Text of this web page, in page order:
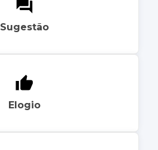
Sugestão
Elogio